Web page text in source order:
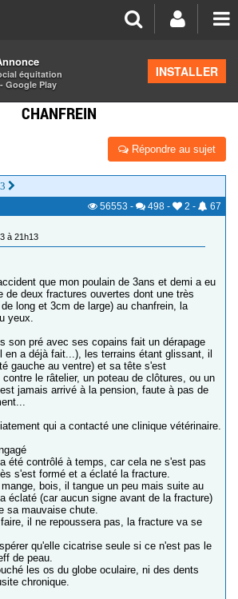
équitation
Google Play
INSTALLER
FRACTURE OUVERTE AU
CHANFREIN
Répondre au sujet
56553 - 498 - 2 -
67
à 21h13
que mon poulain de 3ans et demi a eu
de deux fractures ouvertes dont une très
long et 3cm de large) au chanfrein, la
yeux.
son pré avec ses copains fait un dérapage
en a déjà fait...), les terrains étant glissant, il
gauche au ventre) et sa tête s'est
le râtelier, un poteau de clôtures, ou un
jamais arrivé à la pension, faute à pas de
qui a contacté une clinique vétérinaire.
été contrôlé à temps, car cela ne s'est pas
s'est formé et a éclaté la fracture.
bois, il tangue un peu mais suite au
éclaté (car aucun signe avant de la fracture)
sa mauvaise chute.
il ne repoussera pas, la fracture va se
qu'elle cicatrise seule si ce n'est pas le
de peau.
les os du globe oculaire, ni des dents
chronique.